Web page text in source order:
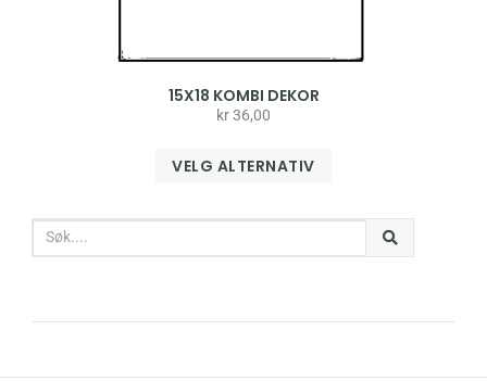
15X18 KOMBI DEKOR
kr36,00
VELG ALTERNATIV